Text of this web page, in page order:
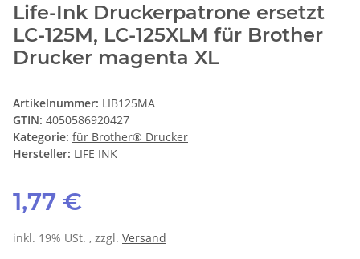
Life-Ink Druckerpatrone ersetzt
LC-125M, LC-125XLM für Brother
Drucker magenta XL
Artikelnummer: LIB125MA
GTIN: 4050586920427
Kategorie: für Brother® Drucker
Hersteller: LIFE INK
1,77 €
inkl. 19% USt. , zzgl. Versand